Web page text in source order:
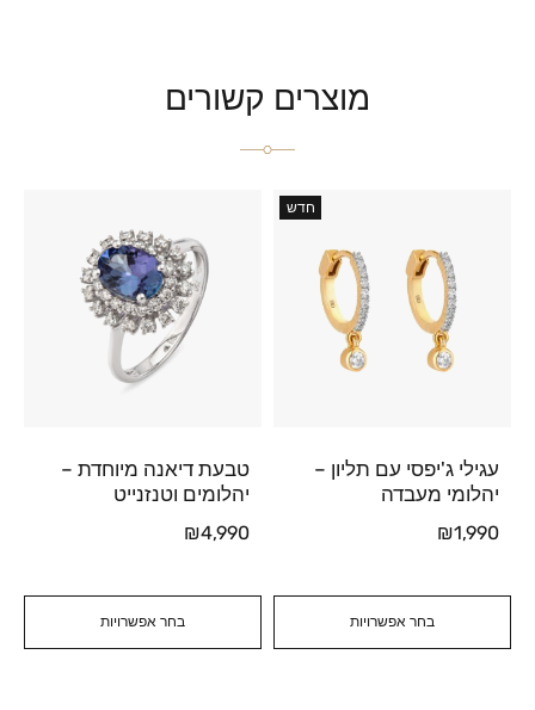
מוצרים קשורים
חדש
בחר אפשרויות
עגילי ג'יפסי עם תליון –
יהלומי מעבדה
₪1,990
בחר אפשרויות
טבעת דיאנה מיוחדת –
יהלומים וטנזנייט
₪4,990